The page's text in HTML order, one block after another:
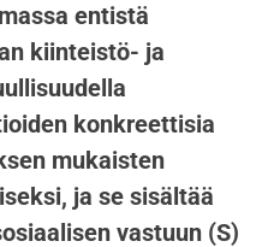
entistä
kiinteistö- ja
konkreettisia
mukaisten
ja se sisältää
vastuun (S)